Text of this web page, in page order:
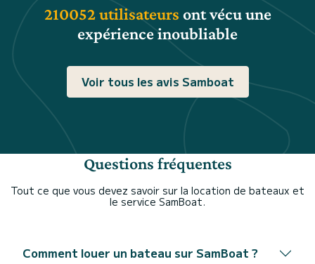
210052 utilisateurs ont vécu une
expérience inoubliable
Voir tous les avis Samboat
Questions fréquentes
Tout ce que vous devez savoir sur la location de bateaux et
le service SamBoat.
Comment louer un bateau sur SamBoat ?